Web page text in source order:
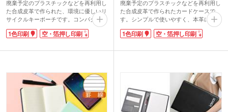
廃棄予定のプラスチックなどを再利用し
た合成皮革で作られた、環境に優しいリ
サイクルキーポーチです。コンパクトな
サイズでカバンにもスッキリ収まり、小
物をスマートに収納できます。ループに
可能です。便利なキーリングとコインが
1色印刷と空押し印刷に対応なので、企
業名を入れれば実用的で広告効果抜群の
ノベルティが作成できます。エコと実用
性を兼ね備えた、特別なアイテムです。
1色印刷 空・箔押し印刷
廃棄予定のプラスチックなどを再利用し
た合成皮革で作られたカードケースで
す。シンプルで使いやすく、本革に近い
質感を手軽に楽しめるのがポイント。軽
くて丈夫な作りで、名刺やカードをしっ
ょっとしたお供にぴったりです。
ルティとして活躍します。特に高級感が
増す空押し印刷がおすすめです。環境を
意識しながら、使いやすさを重視した一
品です。
1色印刷 空・箔押し印刷